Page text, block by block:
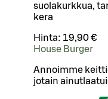
suolakurkkua,
kera
Hinta: 19,90 €
House Burger
Annoimme
jotain